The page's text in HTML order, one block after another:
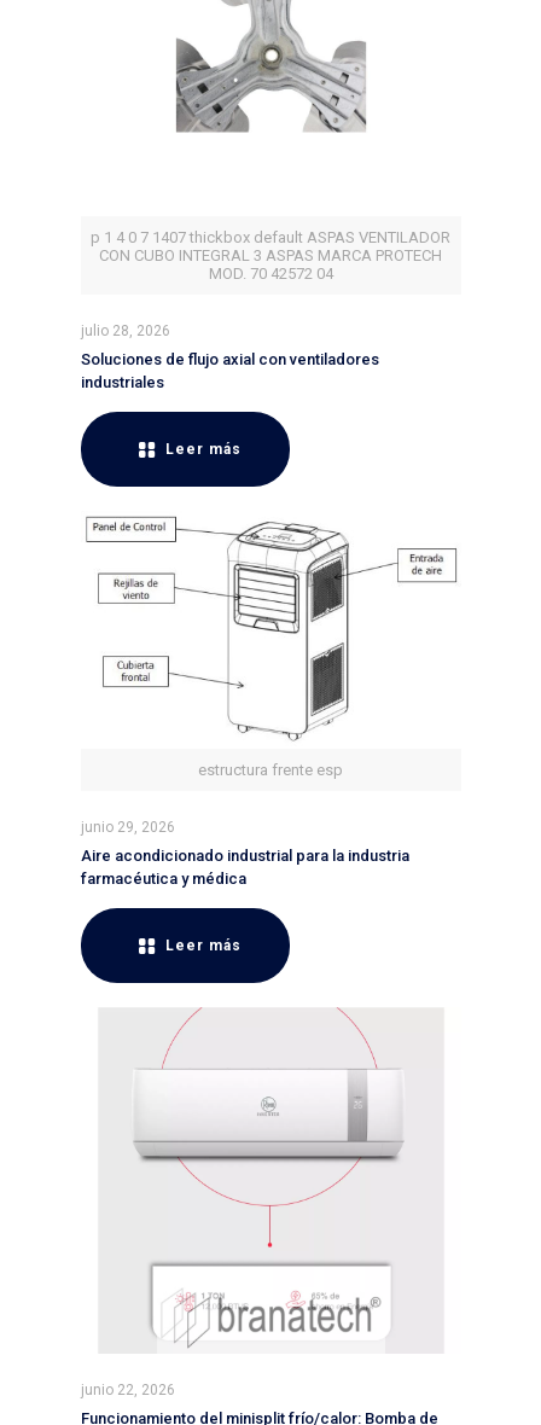
p 1 4 0 7 1407 thickbox default ASPAS VENTILADOR
CON CUBO INTEGRAL 3 ASPAS MARCA PROTECH
MOD. 70 42572 04
julio 28, 2026
Soluciones de flujo axial con ventiladores
industriales
Leer más
estructura frente esp
junio 29, 2026
Aire acondicionado industrial para la industria
farmacéutica y médica
Leer más
junio 22, 2026
Funcionamiento del minisplit frío/calor: Bomba de